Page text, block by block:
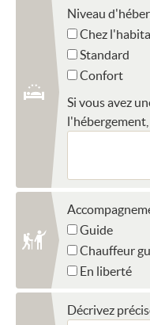
Niveau
Chez
Standard
Confort
Si vous avez
Guide
Chauffeur
En liberté
Décrivez